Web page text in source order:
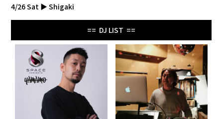
4/26 Sat ▶Shigaki
== DJ LIST ==